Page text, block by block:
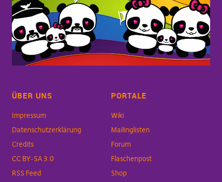
ÜBER UNS
Impressum
Datenschutzerklärung
Credits
CC BY-SA 3.0
RSS Feed
PORTALE
Wiki
Mailinglisten
Forum
Flaschenpost
Shop